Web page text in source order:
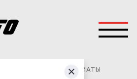
BENZ W212 В АЛМАТЫ